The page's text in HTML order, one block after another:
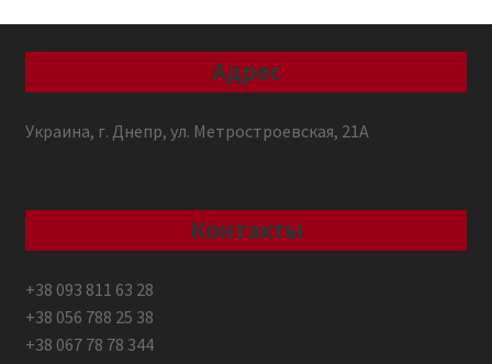
Адрес
Украина, г. Днепр, ул. Метростроевская, 21А
Контакты
+38 093 811 63 28
+38 056 788 25 38
+38 067 78 78 344